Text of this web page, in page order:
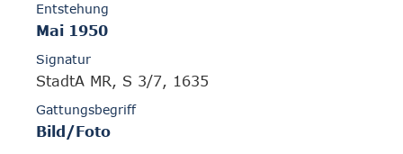
Entstehung
Mai 1950
Signatur
StadtA MR, S 3/7, 1635
Gattungsbegriff
Bild/Foto